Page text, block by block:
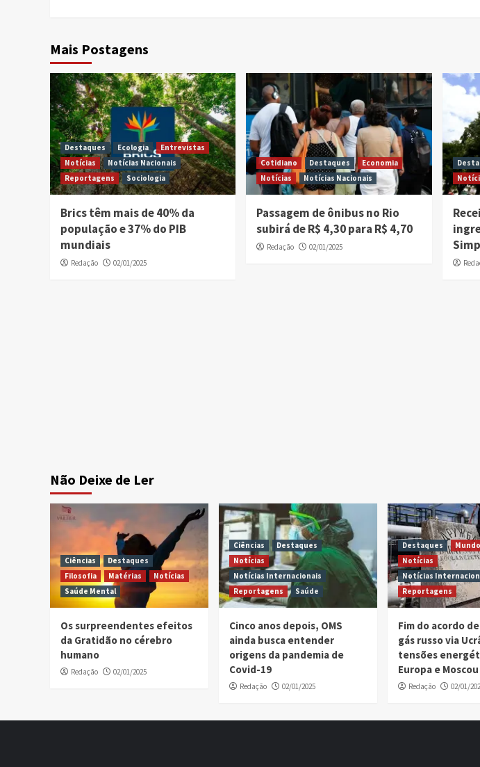
Mais Postagens
Destaques Ecologia
Entrevistas
Notícias
Notícias Nacionais
Reportagens
Sociologia
Brics têm mais de 40% da
população e 37% do PIB
mundiais
Redação 02/01/2025
Cotidiano Destaques
Economia
Notícias
Notícias Nacionais
Passagem de ônibus no Rio
subirá de R$ 4,30 para R$ 4,70
Redação 02/01/2025
Não Deixe de Ler
Ciências
Destaques
Filosofia
Matérias
Notícias
Saúde Mental
Os surpreendentes efeitos
da Gratidão no cérebro
humano
Redação 02/01/2025
Ciências
Destaques
Notícias
Notícias Internacionais
Reportagens
Saúde
Cinco anos depois, OMS
ainda busca entender
origens da pandemia de
Covid-19
Redação 02/01/2025
Destaques Mundo
Notícias
Notícias
Reportagens
Fim do acordo
gás russo via
tensões
Europa e Moscou
Redação 02/01/